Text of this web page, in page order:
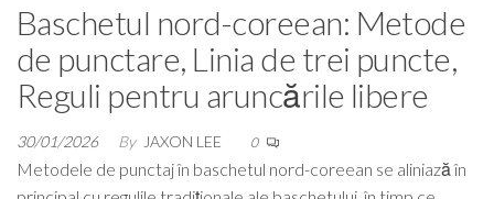
Baschetul nord-coreean: Metode
de punctare, Linia de trei puncte,
Reguli pentru aruncările libere
30/01/2026 By JAXON LEE 0
Metodele de punctaj în baschetul nord-coreean se aliniază în